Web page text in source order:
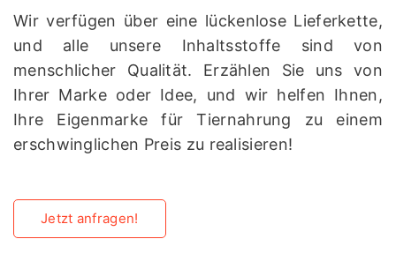
Wir verfügen über eine lückenlose Lieferkette,
und alle unsere Inhaltsstoffe sind von
menschlicher Qualität. Erzählen Sie uns von
Ihrer Marke oder Idee, und wir helfen Ihnen,
Ihre Eigenmarke für Tiernahrung zu einem
erschwinglichen Preis zu realisieren!
Jetzt anfragen!